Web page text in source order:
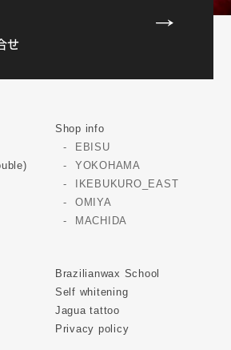
せ
Shop info
EBISU
YOKOHAMA
IKEBUKURO_EAST
OMIYA
MACHIDA
Brazilianwax School
Self whitening
Jagua tattoo
Privacy policy